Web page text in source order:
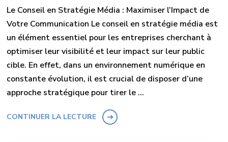
Le Conseil en Stratégie Média : Maximiser l’Impact de
Votre Communication Le conseil en stratégie média est
un élément essentiel pour les entreprises cherchant à
optimiser leur visibilité et leur impact sur leur public
cible. En effet, dans un environnement numérique en
constante évolution, il est crucial de disposer d’une
approche stratégique pour tirer le …
CONTINUER LA LECTURE